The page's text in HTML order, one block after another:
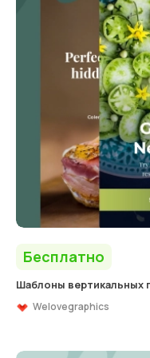
Бесплатно
Шаблоны вертикальных
Welovegraphics